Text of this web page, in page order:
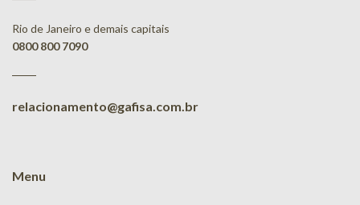
Rio de Janeiro e demais capitais
0800 800 7090
relacionamento@gafisa.com.br
Menu